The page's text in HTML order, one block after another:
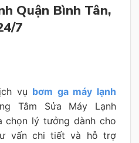
Quận Bình Tân,
7
vụ bơm ga máy lạnh
Tâm Sửa Máy Lạnh
chọn lý tưởng dành cho
vấn chi tiết và hỗ trợ